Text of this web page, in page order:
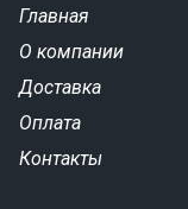
Главная
О компании
Доставка
Оплата
Контакты